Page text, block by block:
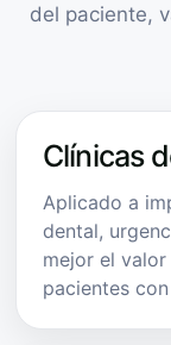
del paciente,
Clínicas
Aplicado a
dental,
mejor el
pacientes